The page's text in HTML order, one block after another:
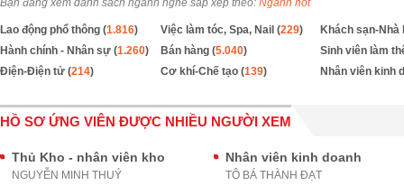
Bạn đang xem danh sách ngành nghề sắp xếp theo: Ngành hot
Lao động phổ thông (1.816) Việc làm tóc, Spa, Nail (229)
Khách sạn-Nhà
Hành chính - Nhân sự (1.260) Bán hàng (5.040)
Sinh viên làm
Điện-Điện tử (214) Cơ khí-Chế tạo (139) Nhân viên kinh
HỒ SƠ ỨNG VIÊN ĐƯỢC NHIỀU NGƯỜI XEM
Thủ Kho - nhân viên kho
NGUYỄN MINH THUÝ
Nhân viên kinh doanh
TÔ BÁ THÀNH ĐẠT